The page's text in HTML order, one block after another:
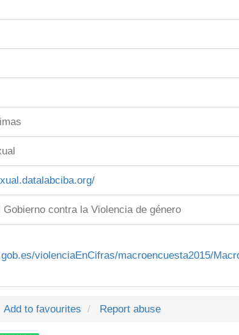
Gobierno contra la Violencia de género
violenciaEnCifras/macroencuesta2015/
Add to favourites Report abuse